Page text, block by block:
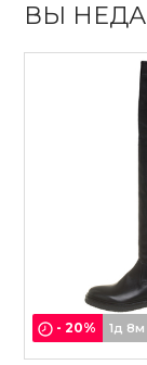
ВЫ
-20% 1д 8м